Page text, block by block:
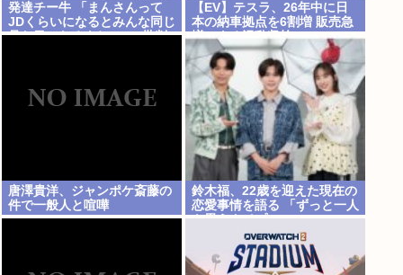
発達チー牛 「まんさんって
JDくらいになるとみんな同じ
見た目になるよねw」⬅批判
【EV】テスラ、26年中に日
本の納車拠点を6割増 販売急
増による混乱収拾へ
唐澤貴洋、ジャンポケ斎藤の
件で一般人と喧嘩
鈴木福、22歳を迎えた現在の
恋愛事情を語る 「ずっと一人
を思うタイプ」